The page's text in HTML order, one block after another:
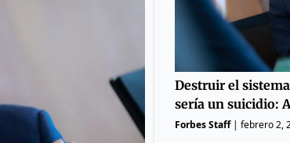
Destruir el
sería un suicidio:
Forbes Staff| febrero 2,